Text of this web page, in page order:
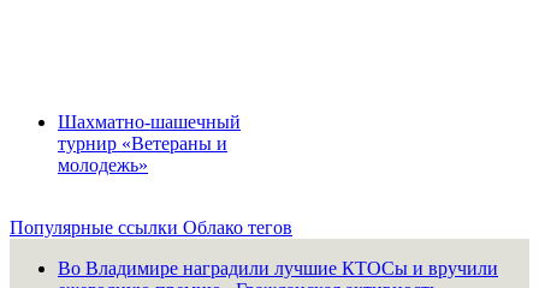
Шахматно-шашечный
турнир «Ветераны и
молодежь»
Популярные ссылки Облако тегов
Во Владимире наградили лучшие КТОСы и вручили